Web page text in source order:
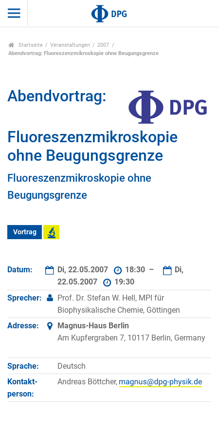
Startseite Veranstaltungen
2007
Abendvortrag: Fluoreszenzmikroskopie ohne Beugungsgrenze
Abendvortrag:
Fluoreszenzmikroskopie
ohne Beugungsgrenze
Fluoreszenzmikroskopie ohne
Beugungsgrenze
Vortrag
Datum: Di, 22.05.2007 18:30 –
Di,
22.05.2007
19:30
Sprecher:
Prof. Dr. Stefan W. Hell, MPI für
Biophysikalische Chemie, Göttingen
Adresse:
Magnus-Haus Berlin
Am Kupfergraben 7, 10117 Berlin, Germany
Sprache:
Deutsch
Kontakt­
person:
Andreas Böttcher,